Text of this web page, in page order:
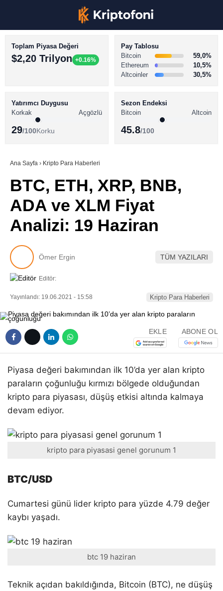
Youtube
TikTok
BİTCOİN HABERLERİ
ALTCOİN HABERLERİ
SÖZLÜK
Toplam Piyasa Değeri
$2,20 Trilyon +0.16%
Pay Tablosu
Bitcoin
59,0%
Ethereum
10,5%
Altcoinler
30,5%
Yatırımcı Duygusu
Korkak
Açgözlü
29/100Korku
Sezon Endeksi
Bitcoin
Altcoin
45.8/100
Ana Sayfa › Kripto Para Haberleri
BTC, ETH, XRP, BNB,
ADA ve XLM Fiyat
Analizi: 19 Haziran
Ömer Ergin TÜM YAZILARI
Editör:
Yayınlandı: 19.06.2021 - 15:58 Kripto Para Haberleri
EKLE ABONE OL
Piyasa değeri bakımından ilk 10’da yer alan kripto
paraların çoğunluğu kırmızı bölgede olduğundan
kripto para piyasası, düşüş etkisi altında kalmaya
devam ediyor.
kripto para piyasasi genel gorunum 1
BTC/USD
Cumartesi günü lider kripto para yüzde 4.79 değer
kaybı yaşadı.
btc 19 haziran
Teknik açıdan bakıldığında, Bitcoin (BTC), ne düşüş